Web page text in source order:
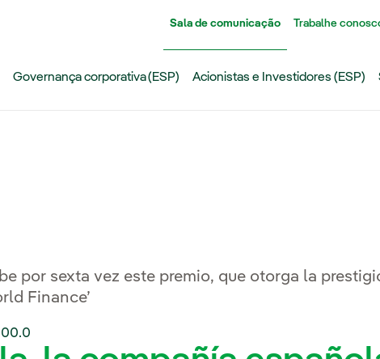
Sala de comunicação Trabalhe
Governança corporativa (ESP) Acionistas e Investidores (ESP)
por sexta vez este premio, que otorga la
Finance’